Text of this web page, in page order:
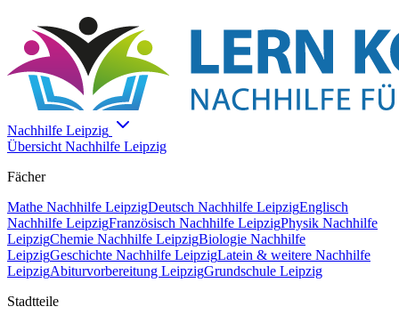
Nachhilfe Leipzig
Übersicht Nachhilfe Leipzig
Fächer
Mathe Nachhilfe LeipzigDeutsch Nachhilfe LeipzigEnglisch
Nachhilfe LeipzigFranzösisch Nachhilfe LeipzigPhysik Nachhilfe
LeipzigChemie Nachhilfe LeipzigBiologie Nachhilfe
LeipzigGeschichte Nachhilfe LeipzigLatein & weitere Nachhilfe
LeipzigAbiturvorbereitung LeipzigGrundschule Leipzig
Stadtteile